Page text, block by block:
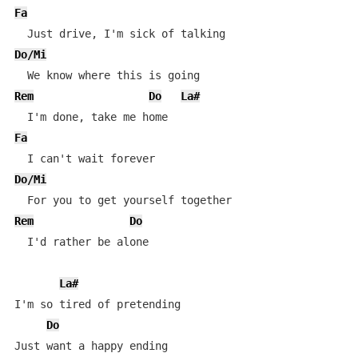
Fa
  Just drive, I'm sick of talking
Do/Mi
  We know where this is going
Rem
Do
La#
  I'm done, take me home
Fa
  I can't wait forever
Do/Mi
  For you to get yourself together
Rem
Do
  I'd rather be alone
La#
I'm so tired of pretending
Do
Just want a happy ending